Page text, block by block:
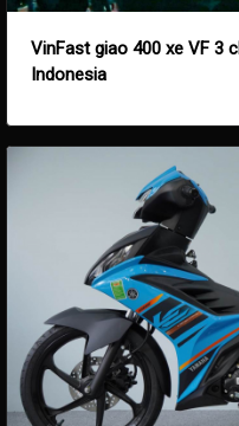
VinFast giao 400 xe VF 3
Indonesia